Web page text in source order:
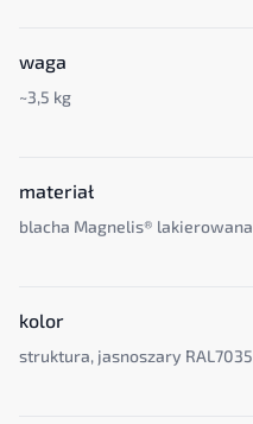
waga
~3,5 kg
materiał
blacha Magnelis®
kolor
struktura, jasnoszary RAL7035